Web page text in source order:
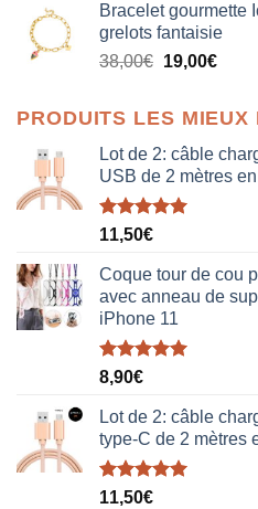
initial
était :
38,00€.
est :
Bracelet gourmette
grelots fantaisie
38,00€ Le
était :
38,00€.
19,00€Le
est :
PRODUITS LES MIEUX
Lot de 2: câble
USB de 2 mètres
Note5.00
11,50€
Coque tour de cou
avec anneau de
iPhone 11
Note5.00
8,90€
Lot de 2: câble
type-C de 2 mètres
Note5.00
11,50€